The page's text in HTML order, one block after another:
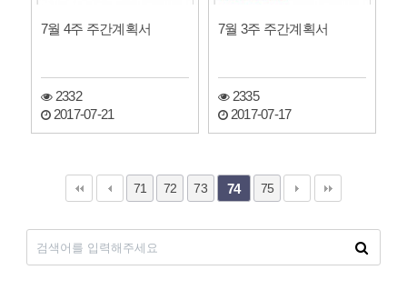
7월 4주 주간계획서
2332
2017-07-21
7월 3주 주간계획서
2335
2017-07-17
71 72 73 74 75